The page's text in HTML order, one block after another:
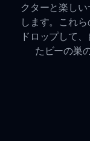
クターと楽し
します。これ
ドロップして
たビーの巣